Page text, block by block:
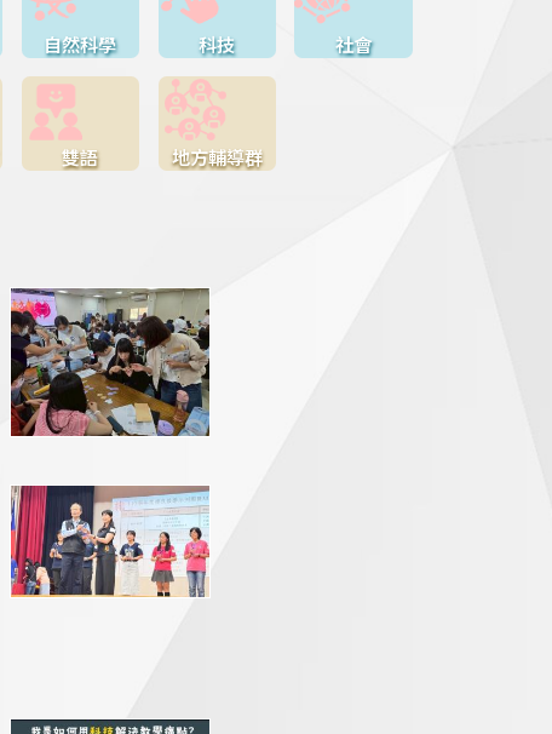
自然科學 科技 社會
雙語 地方輔導群